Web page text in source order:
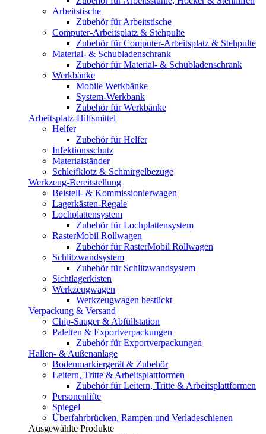
Arbeitstische
Zubehör für Arbeitstische
Computer-Arbeitsplatz & Stehpulte
Zubehör für Computer-Arbeitsplatz & Stehpulte
Material- & Schubladenschrank
Zubehör für Material- & Schubladenschrank
Werkbänke
Mobile Werkbänke
System-Werkbank
Zubehör für Werkbänke
Arbeitsplatz-Hilfsmittel
Helfer
Zubehör für Helfer
Infektionsschutz
Materialständer
Schleifklotz & Schmirgelbezüge
Werkzeug-Bereitstellung
Beistell- & Kommissionierwagen
Lagerkästen-Regale
Lochplattensystem
Zubehör für Lochplattensystem
RasterMobil Rollwagen
Zubehör für RasterMobil Rollwagen
Schlitzwandsystem
Zubehör für Schlitzwandsystem
Sichtlagerkisten
Werkzeugwagen
Werkzeugwagen bestückt
Verpackung & Versand
Chip-Sauger & Abfüllstation
Paletten & Exportverpackungen
Zubehör für Exportverpackungen
Hallen- & Außenanlage
Bodenmarkiergerät & Zubehör
Leitern, Tritte & Arbeitsplattformen
Zubehör für Leitern, Tritte & Arbeitsplattformen
Personenlifte
Spiegel
Überfahrbrücken, Rampen und Verladeschienen
Ausgewählte Produkte